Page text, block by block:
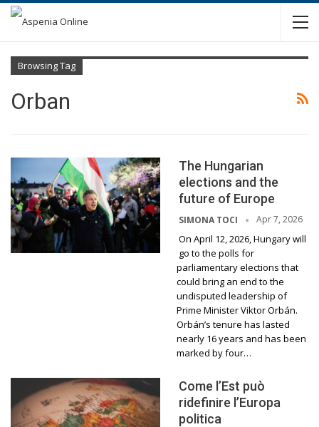
Browsing Tag
Orban
The Hungarian
elections and the
future of Europe
SIMONA TOCI Apr 7, 2026
On April 12, 2026, Hungary will
go to the polls for
parliamentary elections that
could bring an end to the
undisputed leadership of
Prime Minister Viktor Orbán.
Orbán’s tenure has lasted
nearly 16 years and has been
marked by four…
Come l’Est può
ridefinire l’Europa
politica